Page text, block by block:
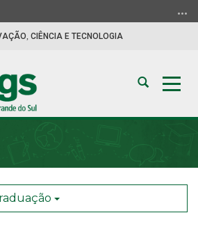
CIÊNCIA E TECNOLOGIA
Abrir
busca